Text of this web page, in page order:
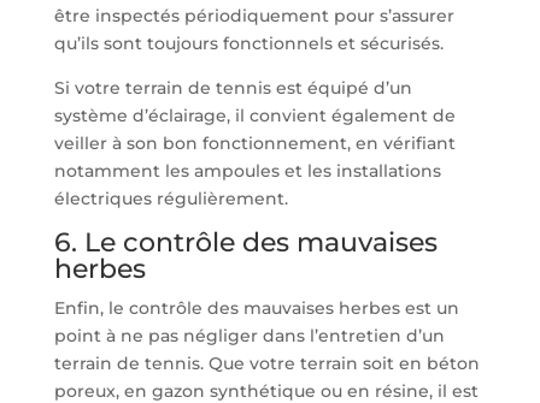
être inspectés périodiquement pour s’assurer
qu’ils sont toujours fonctionnels et sécurisés.
Si votre terrain de tennis est équipé d’un
système d’éclairage, il convient également de
veiller à son bon fonctionnement, en vérifiant
notamment les ampoules et les installations
électriques régulièrement.
6. Le contrôle des mauvaises
herbes
Enfin, le contrôle des mauvaises herbes est un
point à ne pas négliger dans l’entretien d’un
terrain de tennis. Que votre terrain soit en béton
poreux, en gazon synthétique ou en résine, il est